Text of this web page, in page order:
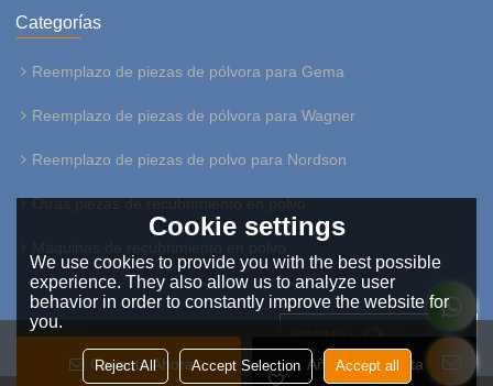
Conecta Ahora Añadir A La Lista De
Categorías
Reemplazo de piezas de pólvora para Gema
Reemplazo de piezas de pólvora para Wagner
Reemplazo de piezas de polvo para Nordson
Otras piezas de recubrimiento en polvo
SÍGANOS: Español
Cookie settings
We use cookies to provide you with the best possible
experience. They also allow us to analyze user
behavior in order to constantly improve the website for
you.
Reject All Accept Selection Accept all